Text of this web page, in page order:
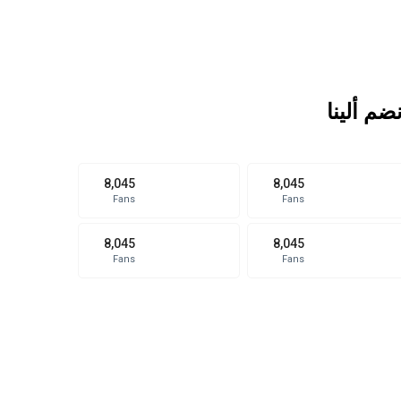
ألينا
8,045
Fans
8,045
Fans
8,045
Fans
8,045
Fans